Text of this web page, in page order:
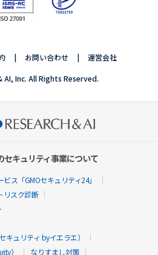
お問い合わせ 運営会社
Inc. All Rights Reserved.
セキュリティ事業について
ス「GMOセキュリティ24」
リスク診断
キュリティ byイエラエ）
）
なりすまし対策